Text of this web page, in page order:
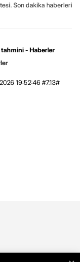
Son dakika haberleri
- Haberler
19:52:46 #7.13#